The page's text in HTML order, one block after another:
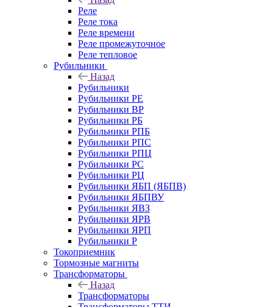
Реле
Реле тока
Реле времени
Реле промежуточное
Реле тепловое
Рубильники
Назад
Рубильники
Рубильники РЕ
Рубильники ВР
Рубильники РБ
Рубильники РПБ
Рубильники РПС
Рубильники РПЦ
Рубильники РС
Рубильники РЦ
Рубильники ЯБП (ЯБПВ)
Рубильники ЯБПВУ
Рубильники ЯВЗ
Рубильники ЯРВ
Рубильники ЯРП
Рубильники Р
Токоприемник
Тормозные магниты
Трансформаторы
Назад
Трансформаторы